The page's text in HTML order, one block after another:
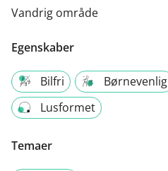
Vandrig område
Egenskaber
Bilfri Børnevenlig
Lusformet
Temaer